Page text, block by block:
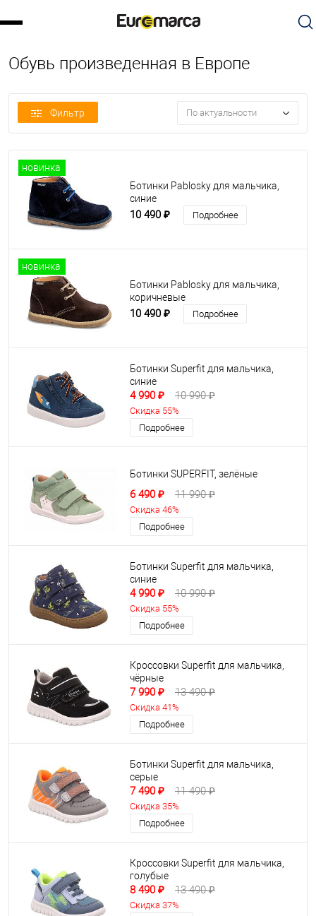
Обувь произведенная в Европе
Фильтр По актуальности
новинка
Ботинки Pablosky для мальчика,
синие
10 490 ₽ Подробнее
новинка
Ботинки Pablosky для мальчика,
коричневые
10 490 ₽ Подробнее
Ботинки Superfit для мальчика,
синие
4 990 ₽ 10 990 ₽
Скидка 55%
Подробнее
Ботинки SUPERFIT, зелёные
6 490 ₽ 11 990 ₽
Скидка 46%
Подробнее
Ботинки Superfit для мальчика,
синие
4 990 ₽ 10 990 ₽
Скидка 55%
Подробнее
Кроссовки Superfit для мальчика,
чёрные
7 990 ₽ 13 490 ₽
Скидка 41%
Подробнее
Ботинки Superfit для мальчика,
серые
7 490 ₽ 11 490 ₽
Скидка 35%
Подробнее
Кроссовки Superfit для мальчика,
голубые
8 490 ₽ 13 490 ₽
Скидка 37%